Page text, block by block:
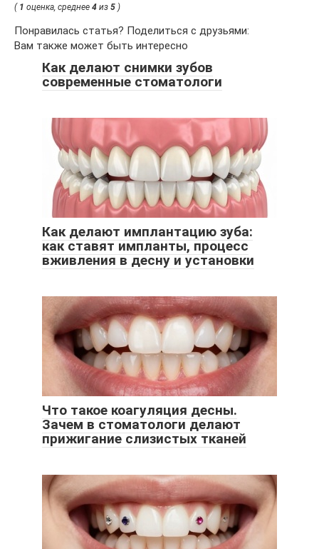
( 1 оценка, среднее 4 из 5 )
Понравилась статья? Поделиться с друзьями:
Вам также может быть интересно
Как делают снимки зубов
современные стоматологи
Как делают имплантацию зуба:
как ставят импланты, процесс
вживления в десну и установки
Что такое коагуляция десны.
Зачем в стоматологи делают
прижигание слизистых тканей